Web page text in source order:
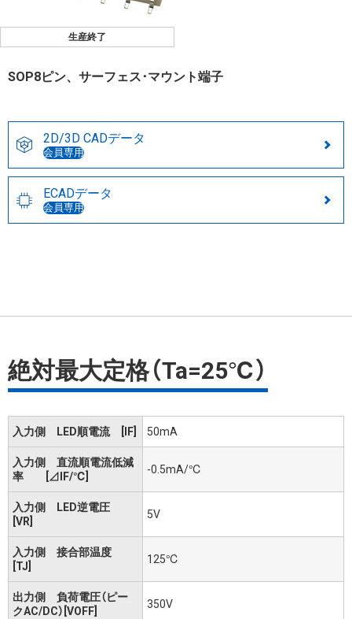
生産終了
SOP8ピン、サーフェス･マウント端子
2D/3D CADデータ
会員専用
ECADデータ
会員専用
絶対最大定格（Ta=25℃）
入力側 LED順電流 [IF] 50mA
入力側 直流順電流低減
率 [⊿IF/℃]
-0.5mA/℃
入力側 LED逆電圧
[VR]
5V
入力側 接合部温度
[TJ]
125℃
出力側 負荷電圧（ピー
クAC/DC）[VOFF]
350V